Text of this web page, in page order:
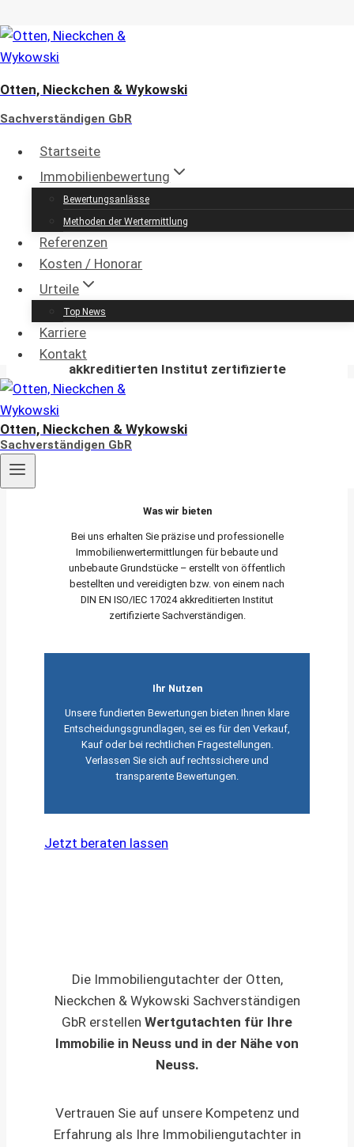
Zum
Inhalt
Otten, Nieckchen & Wykowski
Sachverständigen GbR
Startseite
Immobilienbewertung
Bewertungsanlässe
Methoden der Wertermittlung
Referenzen
Kosten / Honorar
Urteile
Top News
Karriere
Kontakt
Otten, Nieckchen & Wykowski
Sachverständigen GbR
Immobilienbewertung in
Neuss und Umgebung
Otten, Nieckchen & Wykowski
öffentlich bestellte und vereidigte bzw.
von einem nach DIN EN ISO/IEC 17024
akkreditierten Institut zertifizierte
Sachverständige
unbebauten Grundstücken
Was wir bieten
Bei uns erhalten Sie präzise und professionelle
Immobilienwertermittlungen für bebaute und
unbebaute Grundstücke – erstellt von öffentlich
bestellten und vereidigten bzw. von einem nach
DIN EN ISO/IEC 17024 akkreditierten Institut
zertifizierte Sachverständigen.
Ihr Nutzen
Unsere fundierten Bewertungen bieten Ihnen klare
Entscheidungsgrundlagen, sei es für den Verkauf,
Kauf oder bei rechtlichen Fragestellungen.
Verlassen Sie sich auf rechtssichere und
transparente Bewertungen.
Jetzt beraten lassen
Die Immobiliengutachter der Otten,
Nieckchen & Wykowski Sachverständigen
GbR erstellen Wertgutachten für Ihre
Immobilie in Neuss und in der Nähe von
Neuss.
Vertrauen Sie auf unsere Kompetenz und
Erfahrung als Ihre Immobiliengutachter in